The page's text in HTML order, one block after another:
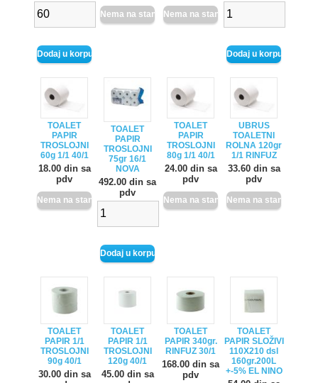
TOALET
PAPIR
TROSLOJNI
60g 1/1 40/1
18.00 din sa
pdv
TOALET
PAPIR
TROSLOJNI
75gr 16/1
NOVA
492.00 din sa
pdv
TOALET
PAPIR
TROSLOJNI
80g 1/1 40/1
24.00 din sa
pdv
UBRUS
TOALETNI
ROLNA 120gr
1/1 RINFUZ
33.60 din sa
pdv
TOALET
PAPIR 1/1
TROSLOJNI
90g 40/1
30.00 din sa
TOALET
PAPIR 1/1
TROSLOJNI
120g 40/1
45.00 din sa
TOALET
PAPIR 340gr.
RINFUZ 30/1
168.00 din sa
pdv
TOALET
PAPIR SLOŽIVI
110X210 dsl
160gr.200L
+-5% EL NINO